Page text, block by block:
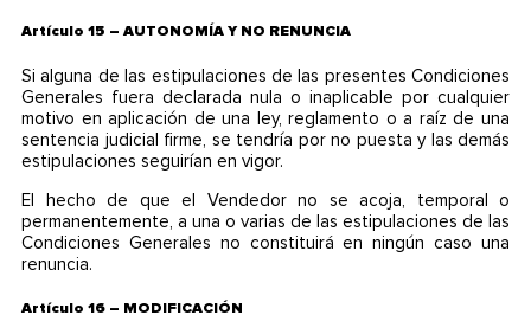
Artículo 15 – AUTONOMÍA Y NO RENUNCIA
Si alguna de las estipulaciones de las presentes Condiciones
Generales fuera declarada nula o inaplicable por cualquier
motivo en aplicación de una ley, reglamento o a raíz de una
sentencia judicial firme, se tendría por no puesta y las demás
estipulaciones seguirían en vigor.
El hecho de que el Vendedor no se acoja, temporal o
permanentemente, a una o varias de las estipulaciones de las
Condiciones Generales no constituirá en ningún caso una
renuncia.
Artículo 16 – MODIFICACIÓN